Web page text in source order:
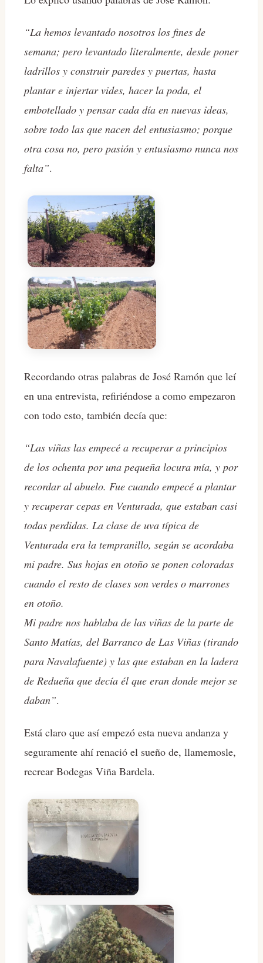
“La hemos levantado nosotros los fines de
semana; pero levantado literalmente, desde poner
ladrillos y construir paredes y puertas, hasta
plantar e injertar vides, hacer la poda, el
embotellado y pensar cada día en nuevas ideas,
sobre todo las que nacen del entusiasmo; porque
otra cosa no, pero pasión y entusiasmo nunca nos
falta”.
Recordando otras palabras de José Ramón que leí
en una entrevista, refiriéndose a como empezaron
con todo esto, también decía que:
“Las viñas las empecé a recuperar a principios
de los ochenta por una pequeña locura mía, y por
recordar al abuelo. Fue cuando empecé a plantar
y recuperar cepas en Venturada, que estaban casi
todas perdidas. La clase de uva típica de
Venturada era la tempranillo, según se acordaba
mi padre. Sus hojas en otoño se ponen coloradas
cuando el resto de clases son verdes o marrones
en otoño.
Mi padre nos hablaba de las viñas de la parte de
Santo Matías, del Barranco de Las Viñas (tirando
para Navalafuente) y las que estaban en la ladera
de Redueña que decía él que eran donde mejor se
daban”.
Está claro que así empezó esta nueva andanza y
seguramente ahí renació el sueño de, llamemosle,
recrear Bodegas Viña Bardela.